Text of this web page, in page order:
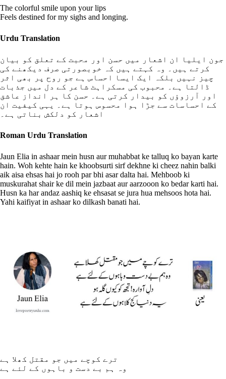
The colorful smile upon your lips
Feels destined for my sighs and longing.
Urdu Translation
جون ایلیا ان اشعار میں حسن اور محبت کے تعلق کو بیان
کرتے ہیں۔ وہ کہتے ہیں کہ خوبصورتی صرف دیکھنے کی
چیز نہیں بلکہ ایک ایسا احساس ہے جو روح پر بھی اثر
ڈالتا ہے۔ محبوب کی مسکراہٹ شاعر کے دل میں جذبات
اور آرزوؤں کو بیدار کرتی ہے۔ حسن کا ہر انداز عاشق
کے احساسات سے جڑا ہوا محسوس ہوتا ہے۔ یہی کیفیت ان
اشعار کو دلکش بناتی ہے۔
Roman Urdu Translation
Jaun Elia in ashaar mein husn aur muhabbat ke talluq ko bayan karte
hain. Woh kehte hain ke khoobsurti sirf dekhne ki cheez nahin balki
aik aisa ehsas hai jo rooh par bhi asar dalta hai. Mehboob ki
muskurahat shair ke dil mein jazbaat aur aarzooon ko bedar karti hai.
Husn ka har andaz aashiq ke ehsasat se jura hua mehsoos hota hai.
Yahi kaifiyat in ashaar ko dilkash banati hai.
ترے کوچے میں جو مقتل کھلا ہے
وہ ہم بے دست و باہوں کے لئے ہے